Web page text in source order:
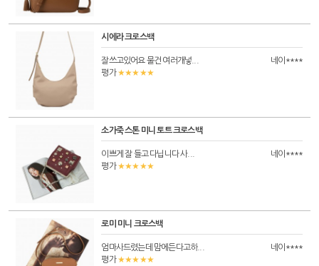
시에라 크로스백
잘쓰고있어요 물건 여러개넣...
네이****
평가★★★★★
소가죽 스톤 미니 토트 크로스백
이쁘게 잘 들고 다닙니다 사...
네이****
평가★★★★★
로미 미니 크로스백
엄마사드렸는데 맘에든다고하...
네이****
평가★★★★★